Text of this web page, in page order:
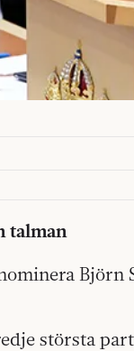
talman
Björn
största